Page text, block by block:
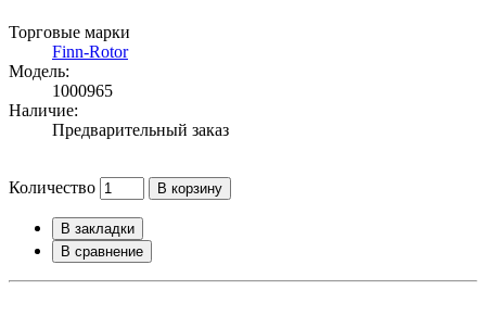
Торговые марки
Finn-Rotor
Модель:
1000965
Наличие:
Предварительный заказ
Количество В корзину
В закладки
В сравнение